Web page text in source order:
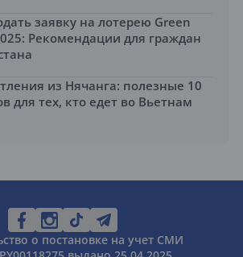
заявку на лотерею Green
Рекомендации для граждан
из Нячанга: полезные 10
для тех, кто едет во Вьетнам
о постановке на учет СМИ